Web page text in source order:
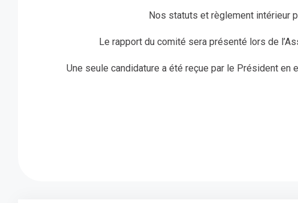
Nos statuts et règlement intérieur
Le rapport du comité sera présenté lors de
Une seule candidature a été reçue par le Président en